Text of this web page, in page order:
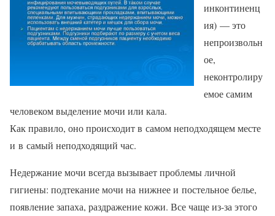
инконтиненц
ия) — это
непроизвольн
ое,
неконтролиру
емое самим
человеком выделение мочи или кала.
Как правило, оно происходит в самом неподходящем месте
и в самый неподходящий час.
Недержание мочи всегда вызывает проблемы личной
гигиены: подтекание мочи на нижнее и постельное белье,
появление запаха, раздражение кожи. Все чаще из-за этого